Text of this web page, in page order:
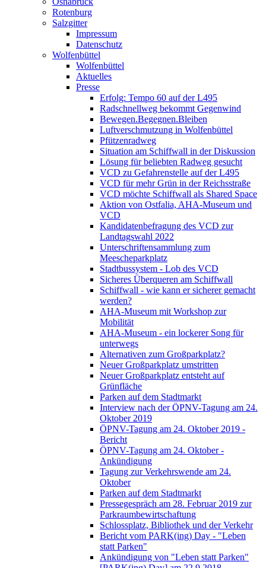
Rotenburg
Salzgitter
Impressum
Datenschutz
Wolfenbüttel
Wolfenbüttel
Aktuelles
Presse
Erfolg: Tempo 60 auf der L495
Radschnellweg bekommt Gegenwind
Bewegen.Begegnen.Bleiben
Luftverschmutzung in Wolfenbüttel
Pfützenradweg
Situation am Schiffwall in der Diskussion
Lösung für beliebten Radweg gesucht
VCD zu Gefahrenstelle auf der L495
VCD für mehr Grün in der Reichsstraße
VCD möchte Schiffwall als Shared Space
Aktion von Ostfalia, AHA-Museum und
VCD
Kandidatenbefragung des VCD zur
Landtagswahl 2022
Unterschriftensammlung zum
Meescheparkplatz
Stadtbussystem - Lob des VCD
Sicheres Überqueren am Schiffwall
Schiffwall - wie kann er sicherer gemacht
werden?
AHA-Museum mit Workshop zur
Mobilität
AHA-Museum - ein lockerer Song für
unterwegs
Alternativen zum Großparkplatz?
Neuer Großparkplatz umstritten
Neuer Großparkplatz entsteht auf
Grünfläche
Parken auf dem Stadtmarkt
Interview nach der ÖPNV-Tagung am 24.
Oktober 2019
ÖPNV-Tagung am 24. Oktober 2019 -
Bericht
ÖPNV-Tagung am 24. Oktober -
Ankündigung
Tagung zur Verkehrswende am 24.
Oktober
Parken auf dem Stadtmarkt
Pressegespräch am 28. Februar 2019 zur
Parkraumbewirtschaftung
Schlossplatz, Bibliothek und der Verkehr
Bericht vom PARK(ing) Day - "Leben
statt Parken"
Ankündigung von "Leben statt Parken"